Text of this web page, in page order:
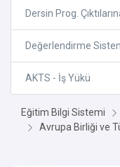
Dersin Prog.
Değerlendirme
AKTS - İş Yükü
Eğitim Bilgi Sistemi
Avrupa Birliği ve